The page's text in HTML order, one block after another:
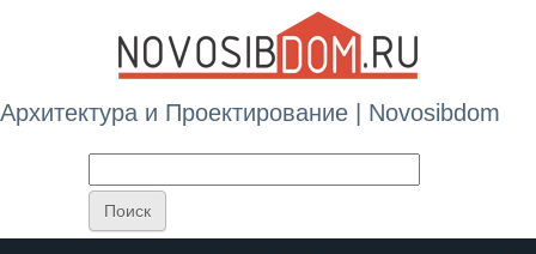
Архитектура и Проектирование | Novosibdom